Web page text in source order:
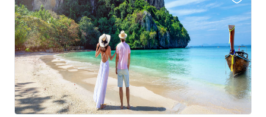
A 2027. január 27. - február 9. időpontra vonatkozó
részletes program a következő linken tekinthető meg.
Dél-thaiföldi körutazás pihenéssel Krabin